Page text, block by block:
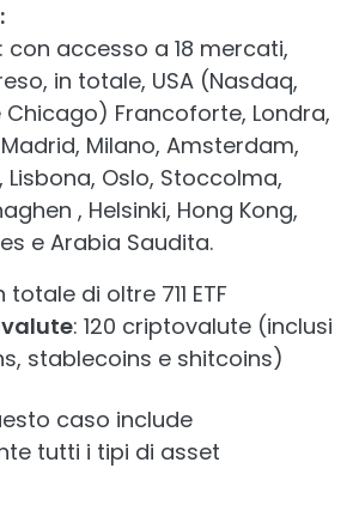
: con accesso a 18 mercati,
in totale, USA (Nasdaq,
Chicago) Francoforte, Londra,
Milano, Amsterdam,
Lisbona, Oslo, Stoccolma,
, Helsinki, Hong Kong,
e Arabia Saudita.
totale di oltre 711 ETF
: 120 criptovalute (inclusi
stablecoins e shitcoins)
caso include
tutti i tipi di asset